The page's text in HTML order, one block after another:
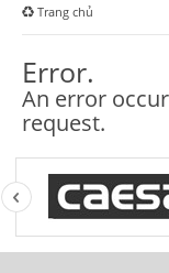
Trang chủ
Error.
An error
request.